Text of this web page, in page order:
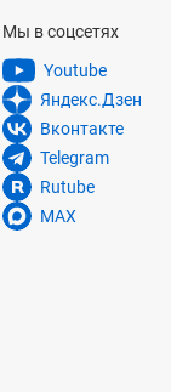
Мы в соцсетях
Youtube
Яндекс.Дзен
Вконтакте
Telegram
Rutube
MAX